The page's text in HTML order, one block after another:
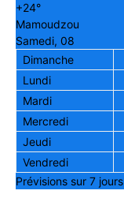
+24°
Mamoudzou
Samedi, 08
Dimanche
Lundi
Mardi
Mercredi
Jeudi
Vendredi
Prévisions sur 7 jours